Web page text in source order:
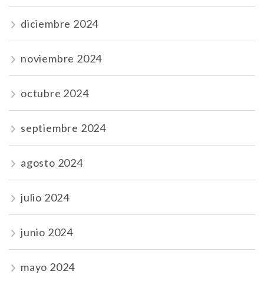
diciembre 2024
noviembre 2024
octubre 2024
septiembre 2024
agosto 2024
julio 2024
junio 2024
mayo 2024